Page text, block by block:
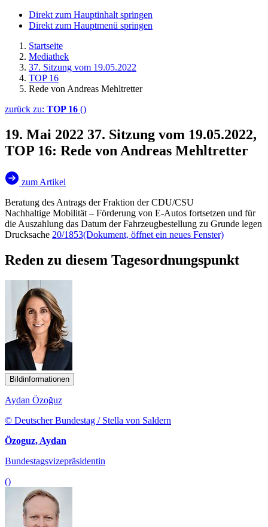
Direkt zum Hauptinhalt springen
Direkt zum Hauptmenü springen
Startseite
Mediathek
37. Sitzung vom 19.05.2022
TOP 16
Rede von Andreas Mehltretter
zurück zu: TOP 16 ()
19. Mai 2022 37. Sitzung vom 19.05.2022,
TOP 16: Rede von Andreas Mehltretter
zum Artikel
Beratung des Antrags der Fraktion der CDU/CSU
Nachhaltige Mobilität – Förderung von E-Autos fortsetzen und für
die Auszahlung das Datum der Fahrzeugbestellung zu Grunde legen
Drucksache 20/1853(Dokument, öffnet ein neues Fenster)
Reden zu diesem Tagesordnungspunkt
Bildinformationen
Aydan Özoğuz
© Deutscher Bundestag / Stella von Saldern
Özoguz, Aydan
Bundestagsvizepräsidentin
()